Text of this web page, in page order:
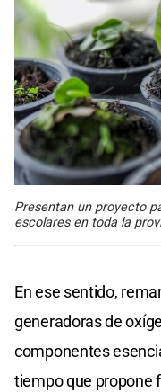
Presentan un proyecto
escolares en toda la
En ese sentido,
generadoras de
componentes
tiempo que propone